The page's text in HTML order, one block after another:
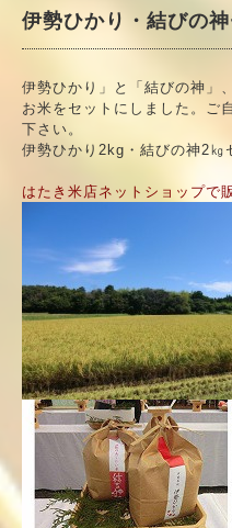
伊勢ひかり・結びの神
伊勢ひかり」と「結びの神」
お米をセットにしました。ご
下さい。
伊勢ひかり2kg・結びの神2
はたき米店ネットショップで